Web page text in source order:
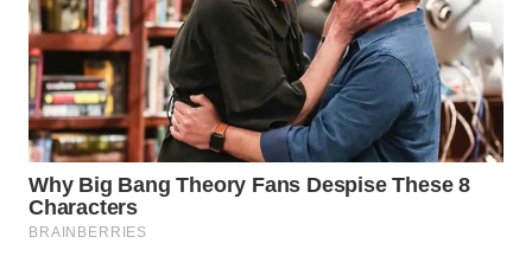
WN
SULUT
WN
MALUKU
WN
MALUT